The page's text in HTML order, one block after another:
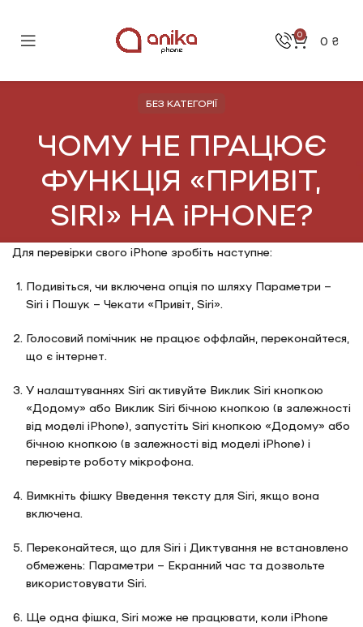
0 0 ₴
БЕЗ КАТЕГОРІЇ
ЧОМУ НЕ ПРАЦЮЄ
ФУНКЦІЯ «ПРИВІТ,
SIRI» НА iPHONE?
Для перевірки свого iPhone зробіть наступне:
Подивіться, чи включена опція по шляху Параметри –
Siri і Пошук – Чекати «Привіт, Siri».
Голосовий помічник не працює оффлайн, переконайтеся,
що є інтернет.
У налаштуваннях Siri активуйте Виклик Siri кнопкою
«Додому» або Виклик Siri бічною кнопкою (в залежності
від моделі iPhone), запустіть Siri кнопкою «Додому» або
бічною кнопкою (в залежності від моделі iPhone) і
перевірте роботу мікрофона.
Вимкніть фішку Введення тексту для Siri, якщо вона
включена.
Переконайтеся, що для Siri і Диктування не встановлено
обмежень: Параметри – Екранний час та дозвольте
використовувати Siri.
Ще одна фішка, Siri може не працювати, коли iPhone